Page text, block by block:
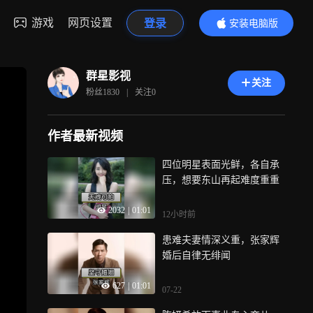
游戏 网页设置 登录
安装电脑版
内容更精彩
群星影视
粉丝1830 | 关注0
关注
作者最新视频
2032 01:01
四位明星表面光鲜，各自承
压，想要东山再起难度重重
12小时前
627 01:01
患难夫妻情深义重，张家辉
婚后自律无绯闻
07-22